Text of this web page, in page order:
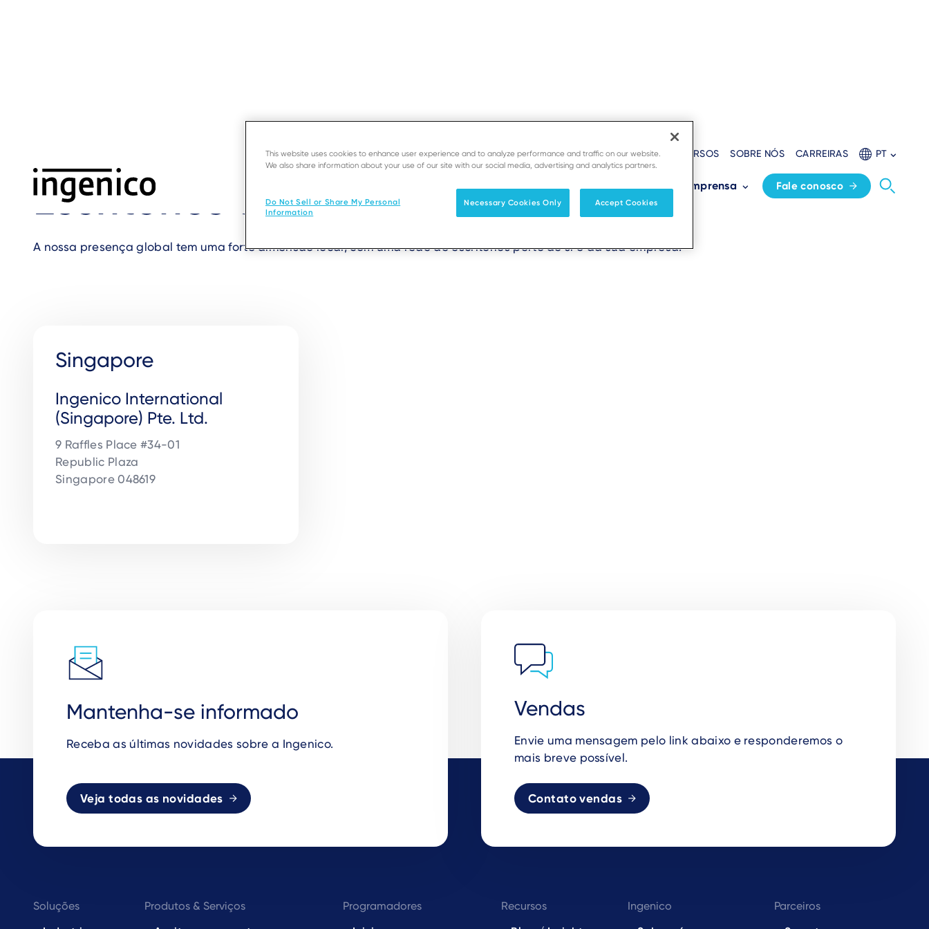
SUPORTE PROGRAMADORES RECURSOS SOBRE NÓS CARREIRAS PT
Produtos & Serviços Parceiros Sala de imprensa Fale conosco
Breadcrumb
Escritórios da Ingenico - Singapura
A nossa presença global tem uma forte dimensão local, com uma rede de escritórios perto de si e da sua empresa.
Singapore
Ingenico International
(Singapore) Pte. Ltd.
9 Raffles Place #34-01
Republic Plaza
Singapore 048619
Mantenha-se informado
Receba as últimas novidades sobre a Ingenico.
Veja todas as novidades
Vendas
Envie uma mensagem pelo link abaixo e responderemos o
mais breve possível.
Contato vendas
Footer
Soluções
Produtos & Serviços
Programadores
Recursos
Ingenico
Parceiros
This website uses cookies to enhance user experience and to analyze performance and traffic on our website.
We also share information about your use of our site with our social media, advertising and analytics partners.
Do Not Sell or Share My Personal
Information
Necessary Cookies Only Accept Cookies